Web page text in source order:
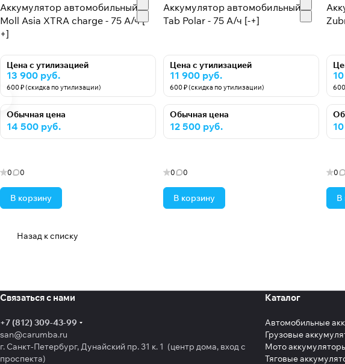
Аккумулятор автомобильный
Moll Asia XTRA charge - 75 А/ч [-
+]
Цена с утилизацией
13 900 руб.
600 ₽ (скидка по утилизации)
Обычная цена
14 500 руб.
0 0
В корзину
Аккумулятор автомобильный
Tab Polar - 75 А/ч [-+]
Цена с утилизацией
11 900 руб.
600 ₽ (скидка по утилизации)
Обычная цена
12 500 руб.
0 0
В корзину
0
В
Назад к списку
Связаться с нами
+7 (812) 309-43-99
san@carumba.ru
г. Санкт-Петербург, Дунайский пр. 31 к. 1 (центр дома, вход с
проспекта)
Каталог
Автомобильные
Грузовые
Мото
Тяговые